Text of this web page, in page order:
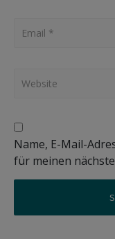
Name, E-Mail-
für meinen